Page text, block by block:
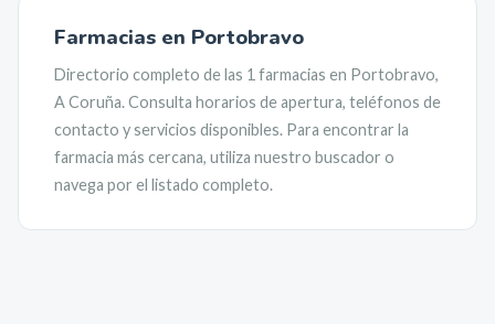
Farmacias en Portobravo
Directorio completo de las 1 farmacias en Portobravo,
A Coruña. Consulta horarios de apertura, teléfonos de
contacto y servicios disponibles. Para encontrar la
farmacia más cercana, utiliza nuestro buscador o
navega por el listado completo.